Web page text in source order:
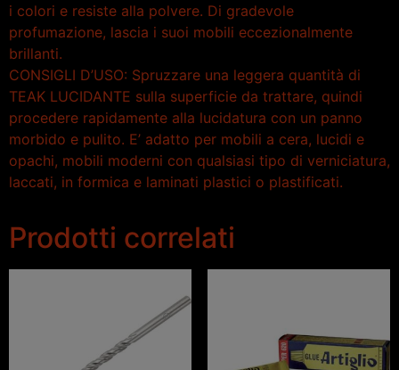
i colori e resiste alla polvere. Di gradevole
profumazione, lascia i suoi mobili eccezionalmente
brillanti.
CONSIGLI D’USO: Spruzzare una leggera quantità di
TEAK LUCIDANTE sulla superficie da trattare, quindi
procedere rapidamente alla lucidatura con un panno
morbido e pulito. E’ adatto per mobili a cera, lucidi e
opachi, mobili moderni con qualsiasi tipo di verniciatura,
laccati, in formica e laminati plastici o plastificati.
Prodotti correlati